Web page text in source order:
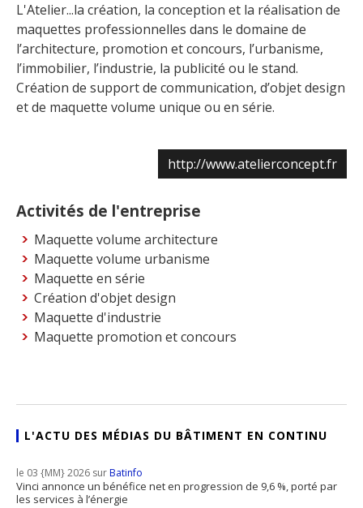
L'Atelier...la création, la conception et la réalisation de
maquettes professionnelles dans le domaine de
l’architecture, promotion et concours, l’urbanisme,
l’immobilier, l’industrie, la publicité ou le stand.
Création de support de communication, d’objet design
et de maquette volume unique ou en série.
http://www.atelierconcept.fr
Activités de l'entreprise
Maquette volume architecture
Maquette volume urbanisme
Maquette en série
Création d'objet design
Maquette d'industrie
Maquette promotion et concours
L'ACTU DES MÉDIAS DU BÂTIMENT EN CONTINU
le 03 {MM} 2026 surBatinfo
Vinci annonce un bénéfice net en progression de 9,6 %, porté par
les services à l’énergie